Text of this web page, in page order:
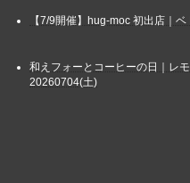
【7/9開催】hug-moc 初出店｜
和えフォーとコーヒーの日｜レ
20260704(土)